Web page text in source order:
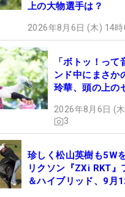
上の大物選手は？
2026年8月6日 (木) 14
「ボトッ！っ
ンド中にまさ
玲華、頭の上の
2026年8月6日 (
3
珍しく松山英樹も5W
リクソン『ZXi RKT』
＆ハイブリッド、9月